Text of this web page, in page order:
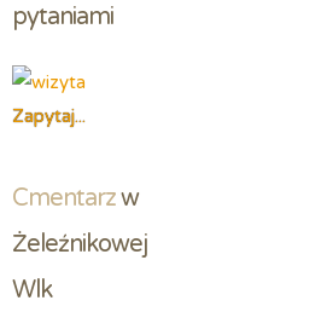
pytaniami
Zapytaj...
Cmentarz w
Żeleźnikowej
Wlk